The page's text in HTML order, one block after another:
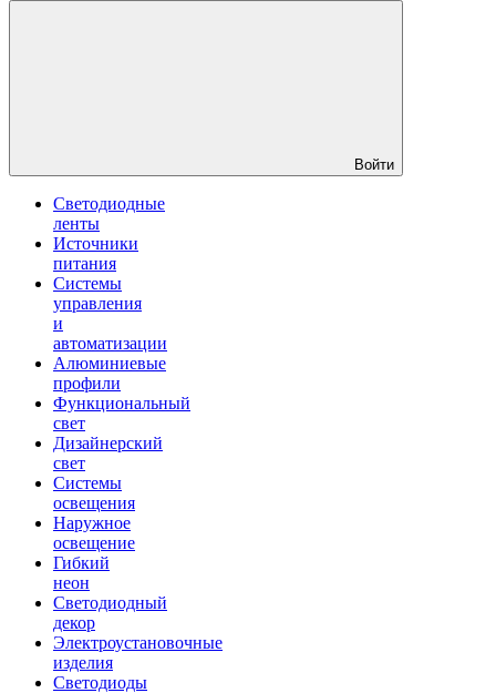
Войти
Светодиодные
ленты
Источники
питания
Системы
управления
и
автоматизации
Алюминиевые
профили
Функциональный
свет
Дизайнерский
свет
Системы
освещения
Наружное
освещение
Гибкий
неон
Светодиодный
декор
Электроустановочные
изделия
Светодиоды